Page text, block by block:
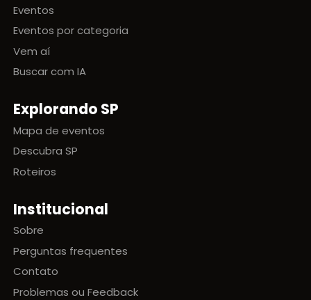
Eventos
Eventos por categoria
Vem aí
Buscar com IA
Explorando SP
Mapa de eventos
Descubra SP
Roteiros
Institucional
Sobre
Perguntas frequentes
Contato
Problemas ou Feedback